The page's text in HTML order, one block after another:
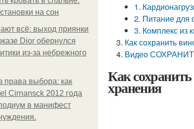
на сон
всё: выход приянки
Dior обернулся
из-за небрежного
права выбора: как
Cirnansck 2012 года
в манифест
1.
2. Питание для
3. Комплекс из
Как сохранить
Видео
Как
хранения